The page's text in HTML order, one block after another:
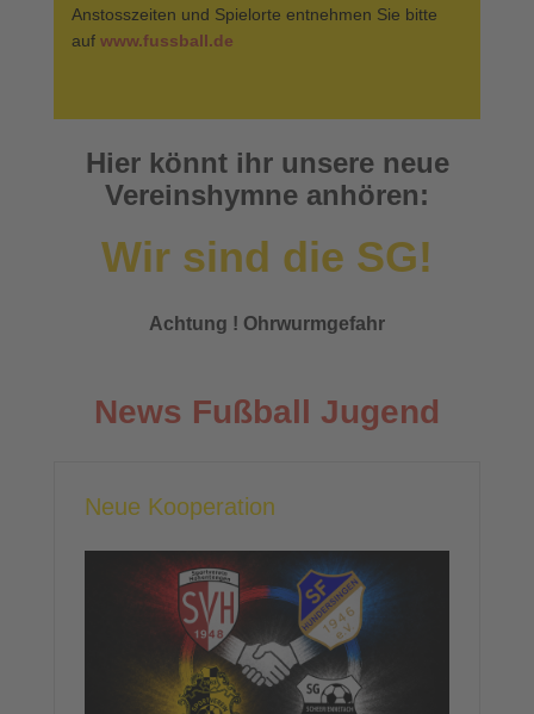
Anstosszeiten und Spielorte entnehmen Sie bitte
auf www.fussball.de
Hier könnt ihr unsere neue
Vereinshymne anhören:
Wir sind die SG!
Achtung ! Ohrwurmgefahr
News Fußball Jugend
Neue Kooperation